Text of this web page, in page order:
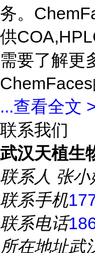
务。
供
需要了解更
...查看全文
联系我们
武汉天植生
联系人 张小
联系手机
联系电话
所在地址武